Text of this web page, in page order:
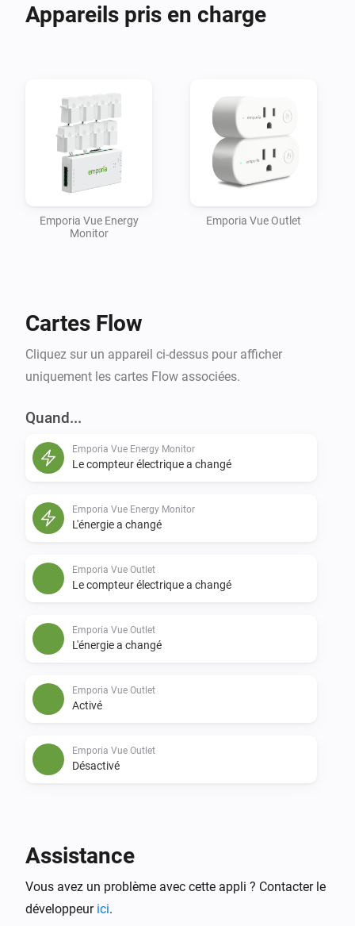
Appareils pris en charge
Emporia Vue Energy
Monitor
Emporia Vue Outlet
Cartes Flow
Cliquez sur un appareil ci-dessus pour afficher
uniquement les cartes Flow associées.
Quand...
Emporia Vue Energy Monitor
Le compteur électrique a changé
Emporia Vue Energy Monitor
L'énergie a changé
Emporia Vue Outlet
Le compteur électrique a changé
Emporia Vue Outlet
L'énergie a changé
Emporia Vue Outlet
Activé
Emporia Vue Outlet
Désactivé
Emporia Vue Outlet
Est activé
Alors...
Assistance
Vous avez un problème avec cette appli ? Contacter le
développeur ici.